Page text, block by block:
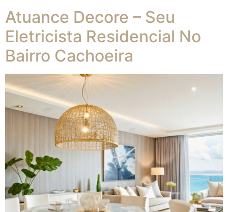
Atuance Decore – Seu
Eletricista Residencial No
Bairro Cachoeira